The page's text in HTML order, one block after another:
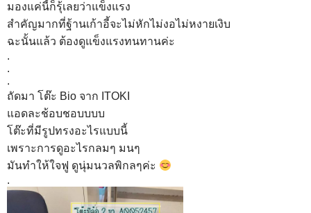
มองแค่นี้ก็รุ้เลยว่าแข็งแรง
สำคัญมากที่ฐ้านเก้าอี้จะไม่หักไม่งอไม่หงายเงิบ
ฉะนั้นแล้ว ต้องดูแข็งแรงทนทานค่ะ
.
.
.
ถัดมา โต๊ะ Bio จาก ITOKI
แอดละช้อบชอบบบบ
โต๊ะที่มีรูปทรงอะไรแบบนี้
เพราะการดูอะไรกลมๆ มนๆ
มันทำให้ใจฟู ดูนุ่มนวลพิกลๆค่ะ
.